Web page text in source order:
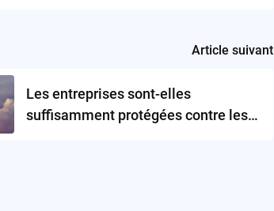
Article suivant
Les entreprises sont-elles
suffisamment protégées contre les